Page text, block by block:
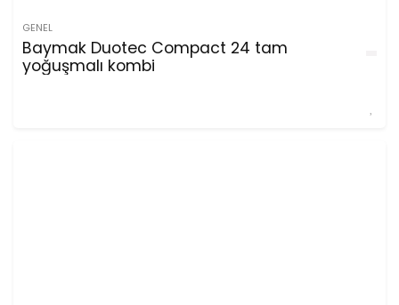
GENEL
Baymak Duotec Compact 24 tam
yoğuşmalı kombi